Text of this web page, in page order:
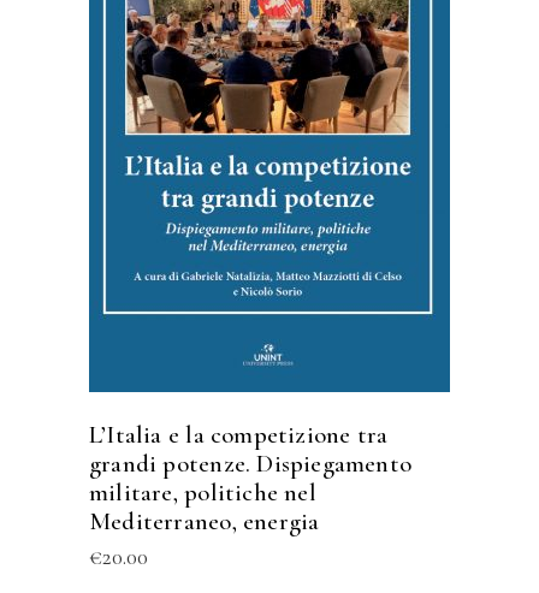
L’Italia e la competizione tra
grandi potenze. Dispiegamento
militare, politiche nel
Mediterraneo, energia
€20.00